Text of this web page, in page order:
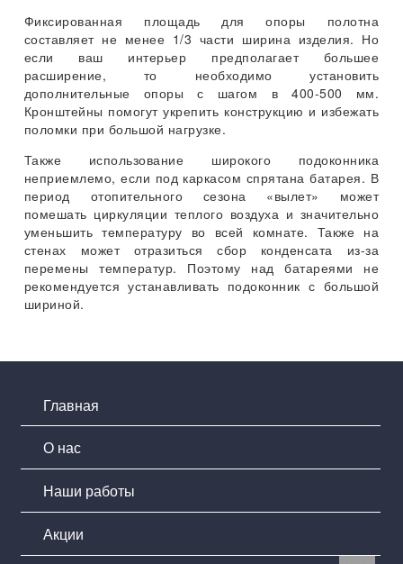
Фиксированная площадь для опоры полотна
составляет не менее 1/3 части ширина изделия. Но
если ваш интерьер предполагает большее
расширение, то необходимо установить
дополнительные опоры с шагом в 400-500 мм.
Кронштейны помогут укрепить конструкцию и избежать
поломки при большой нагрузке.
Также использование широкого подоконника
неприемлемо, если под каркасом спрятана батарея. В
период отопительного сезона «вылет» может
помешать циркуляции теплого воздуха и значительно
уменьшить температуру во всей комнате. Также на
стенах может отразиться сбор конденсата из-за
перемены температур. Поэтому над батареями не
рекомендуется устанавливать подоконник с большой
шириной.
Главная
О нас
Наши работы
Акции